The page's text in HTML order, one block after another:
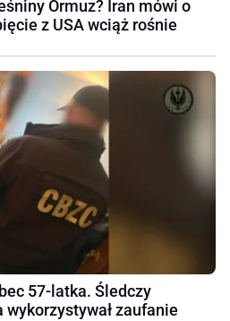
Ormuz? Iran mówi o
z USA wciąż rośnie
57-latka. Śledczy
zaufanie